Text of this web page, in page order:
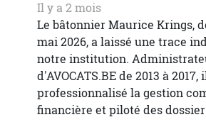
Il y a 2 mois
Le bâtonnier Maurice Krings,
mai 2026, a laissé une trace
notre institution.
d'AVOCATS.BE de 2013 à 2017,
professionnalisé la gestion
financière et piloté des